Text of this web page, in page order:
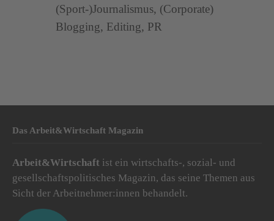
(Sport-)Journalismus, (Corporate)
Blogging, Editing, PR
Das Arbeit&Wirtschaft Magazin
Arbeit&Wirtschaft ist ein wirtschafts-, sozial- und
gesellschaftspolitisches Magazin, das seine Themen aus
Sicht der Arbeitnehmer:innen behandelt.